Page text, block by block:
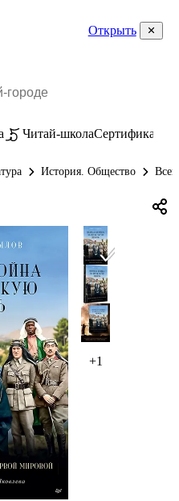
Открыть
Читай-школаСертификаты
История. Общество
+1